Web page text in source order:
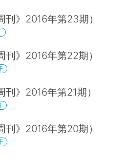
》2016年第23期）
》2016年第22期）
》2016年第21期）
》2016年第20期）